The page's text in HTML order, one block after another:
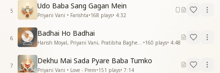
5
Udo Baba Sang Gagan Mein
Priyani Vani • Farishta•168 plays• 4:32
6
Badhai Ho Badhai
•160 plays• 4:48
7
Dekhu Mai Sada Pyare Baba Tumko
Priyani Vani • Love - Prem•151 plays• 7:14